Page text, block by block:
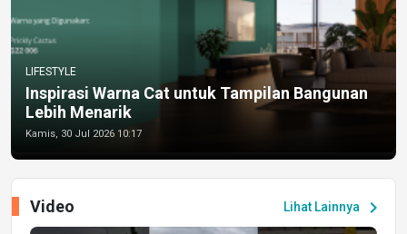
LIFESTYLE
Inspirasi Warna Cat untuk Tampilan Bangunan
Lebih Menarik
Kamis, 30 Jul 2026 10:17
Lihat Lainnya chevron_right
Video